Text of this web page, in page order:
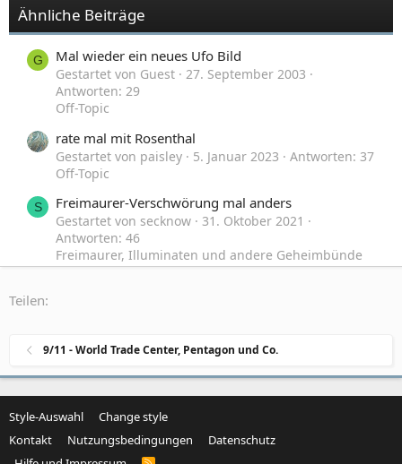
Ähnliche Beiträge
G Mal wieder ein neues Ufo Bild
Gestartet von Guest
27. September 2003
Antworten: 29
Off-Topic
rate mal mit Rosenthal
Gestartet von paisley 5. Januar 2023
Antworten: 37
Off-Topic
S Freimaurer-Verschwörung mal anders
Gestartet von secknow
31. Oktober 2021
Antworten: 46
Freimaurer, Illuminaten und andere Geheimbünde
Teilen:
9/11 - World Trade Center, Pentagon und Co.
Style-Auswahl
Change style
Kontakt
Nutzungsbedingungen
Datenschutz